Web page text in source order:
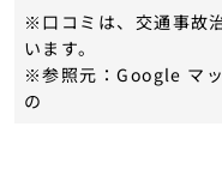
※口コミは、交通事故
います。
※参照元：Google マ
の